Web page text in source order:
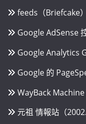
feeds（Briefcake
Google AdSense
Google Analytics
Google 的
WayBack
元祖 情報站（